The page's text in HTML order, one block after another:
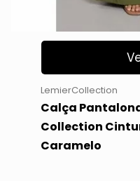
LemierCollection
Calça
Collection
Caramelo